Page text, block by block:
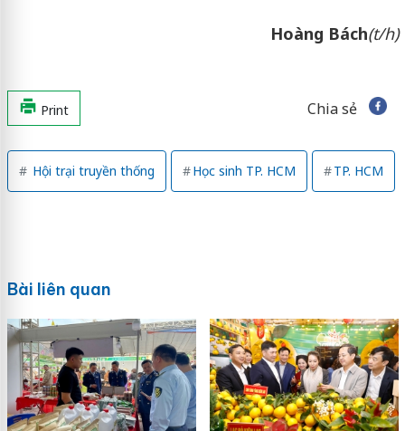
Hoàng Bách(t/h)
Print Chia sẻ
Hội trại truyền thống Học sinh TP. HCM TP. HCM
Bài liên quan